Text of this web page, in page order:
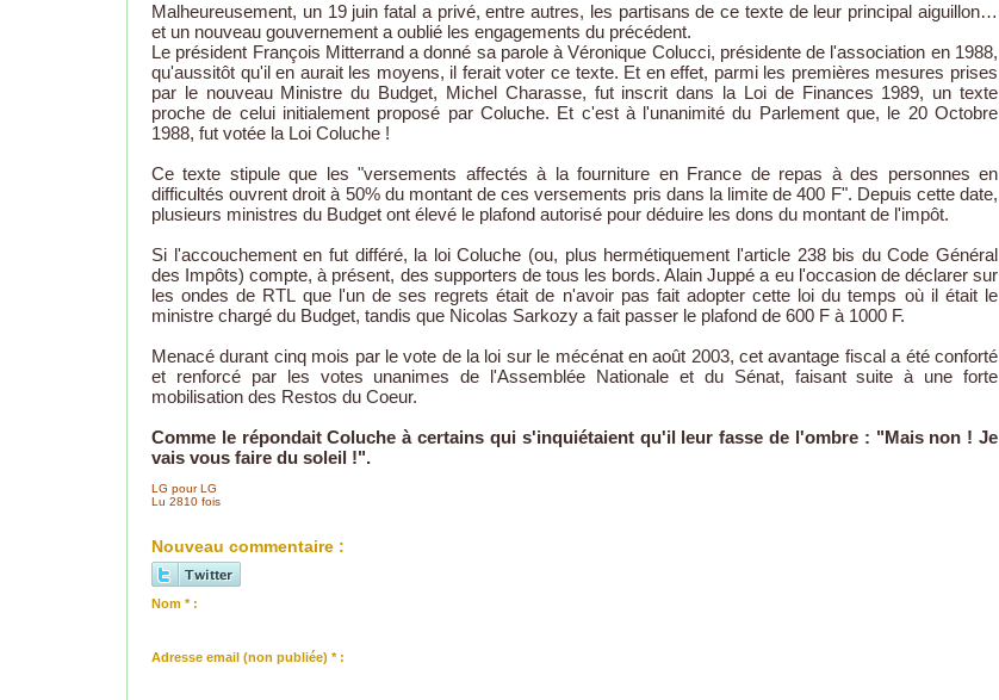
Malheureusement, un 19 juin fatal a privé, entre autres, les partisans de ce texte de leur principal aiguillon…
et un nouveau gouvernement a oublié les engagements du précédent.
Le président François Mitterrand a donné sa parole à Véronique Colucci, présidente de l'association en 1988,
qu'aussitôt qu'il en aurait les moyens, il ferait voter ce texte. Et en effet, parmi les premières mesures prises
par le nouveau Ministre du Budget, Michel Charasse, fut inscrit dans la Loi de Finances 1989, un texte
proche de celui initialement proposé par Coluche. Et c'est à l'unanimité du Parlement que, le 20 Octobre
1988, fut votée la Loi Coluche !
Ce texte stipule que les "versements affectés à la fourniture en France de repas à des personnes en
difficultés ouvrent droit à 50% du montant de ces versements pris dans la limite de 400 F". Depuis cette date,
plusieurs ministres du Budget ont élevé le plafond autorisé pour déduire les dons du montant de l'impôt.
Si l'accouchement en fut différé, la loi Coluche (ou, plus hermétiquement l'article 238 bis du Code Général
des Impôts) compte, à présent, des supporters de tous les bords. Alain Juppé a eu l'occasion de déclarer sur
les ondes de RTL que l'un de ses regrets était de n'avoir pas fait adopter cette loi du temps où il était le
ministre chargé du Budget, tandis que Nicolas Sarkozy a fait passer le plafond de 600 F à 1000 F.
Menacé durant cinq mois par le vote de la loi sur le mécénat en août 2003, cet avantage fiscal a été conforté
et renforcé par les votes unanimes de l'Assemblée Nationale et du Sénat, faisant suite à une forte
mobilisation des Restos du Coeur.
Comme le répondait Coluche à certains qui s'inquiétaient qu'il leur fasse de l'ombre : "Mais non ! Je
vais vous faire du soleil !".
LG pour LG
Lu 2810 fois
Nouveau commentaire :
Nom * :
Adresse email (non publiée) * :